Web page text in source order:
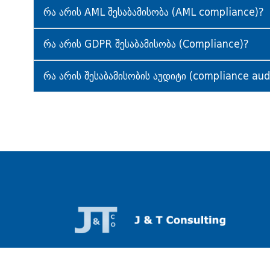
რა არის AML შესაბამისობა (AML compliance)?
რა არის GDPR შესაბამისობა (Compliance)?
რა არის შესაბამისობის აუდიტი (compliance